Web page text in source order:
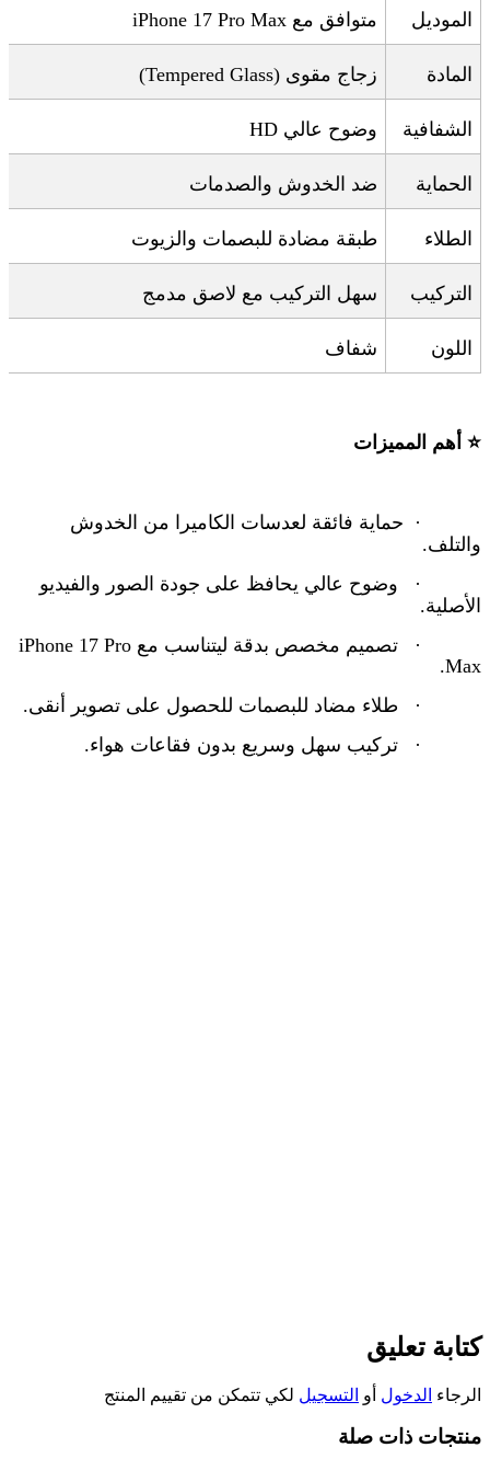
الموديل متوافق مع iPhone 1 7Pro Max
المادة زجاج مقوى(Tempered Glass)
الشفافية وضوح عاليHD
الحماية ضد الخدوش والصدمات
الطلاء طبقة مضادة للبصمات والزيوت
التركيب سهل التركيب مع لاصق مدمج
اللون شفاف
⭐ أهم المميزات
· حماية فائقة لعدسات الكاميرا من الخدوش
والتلف.
· وضوح عالي يحافظ على جودة الصور والفيديو
الأصلية.
· تصميم مخصص بدقة ليتناسب مع iPhone 1 7 Pro
Max.
· طلاء مضاد للبصمات للحصول على تصوير أنقى.
· تركيب سهل وسريع بدون فقاعات هواء.
كتابة تعليق
الرجاء الدخول أو التسجيل لكي تتمكن من تقييم المنتج
منتجات ذات صلة